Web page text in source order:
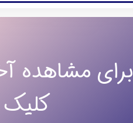
برای مشاهده
کلیک